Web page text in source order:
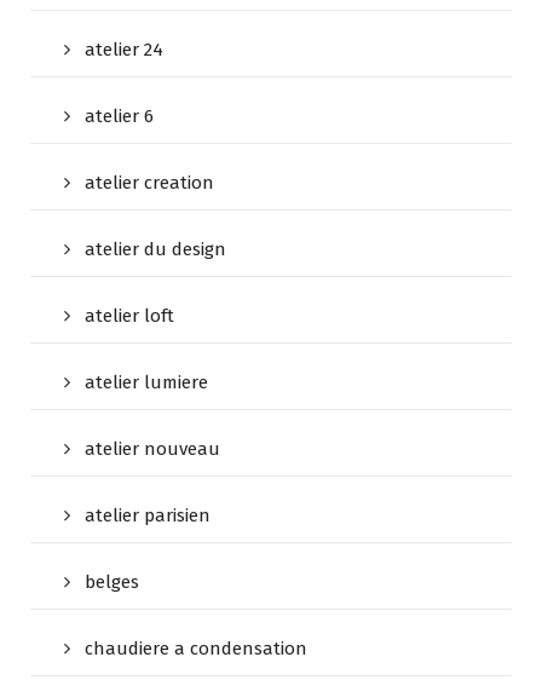
atelier 24
atelier 6
atelier creation
atelier du design
atelier loft
atelier lumiere
atelier nouveau
atelier parisien
belges
chaudiere a condensation